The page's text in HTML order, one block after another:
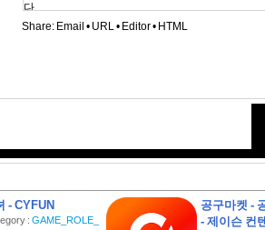
다.
- 상생 국민 지원금, 저소득층 소비 플러스 자금, 상
- 긴급재난지원금에 대한 사용 제한 업종/가맹점 확
- 게시판을 통해 지역별 재난지원금 사용처를 공유
를 서로 공유해보세요!
Share: Email • URL• Editor• HTML
- CYFUN
: GAME_ROLE_
공구마켓 -
- 제이슨 컨